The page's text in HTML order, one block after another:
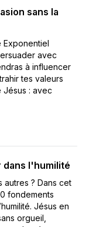
sans la
avec
à influencer
tes valeurs
Jésus : avec
dans l'humilité
autres ? Dans cet
fondements
Jésus en
orgueil,